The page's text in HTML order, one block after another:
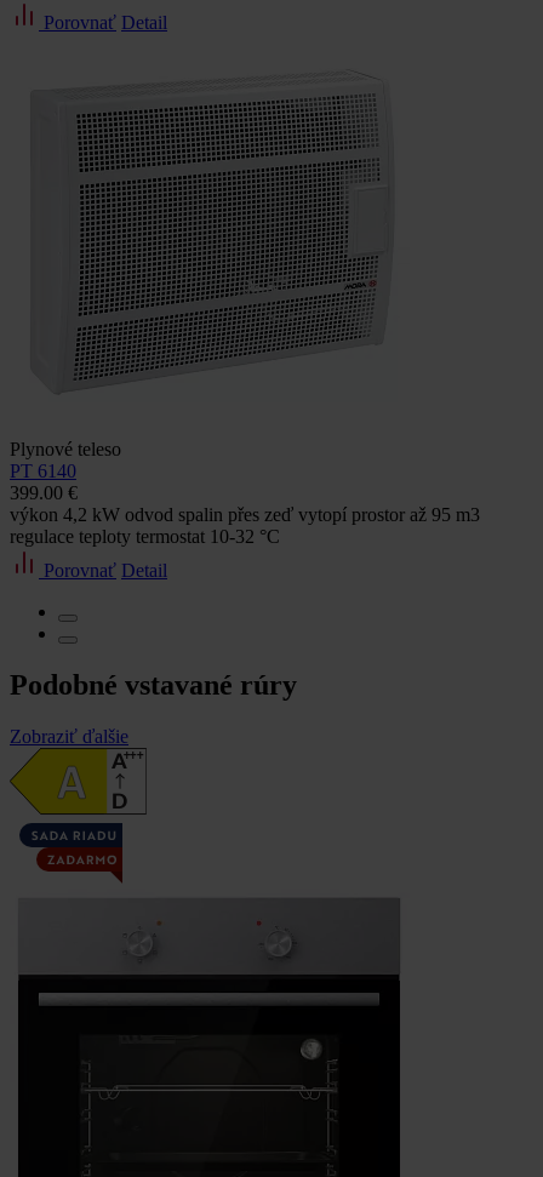
Porovnať Detail
Plynové teleso
PT 6140
399.00 €
výkon 4,2 kW odvod spalin přes zeď vytopí prostor až 95 m3
regulace teploty termostat 10-32 °C
Porovnať Detail
Podobné vstavané rúry
Zobraziť ďalšie